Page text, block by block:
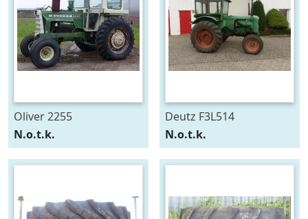
Oliver 2255
N.o.t.k.
Deutz F3L514
N.o.t.k.